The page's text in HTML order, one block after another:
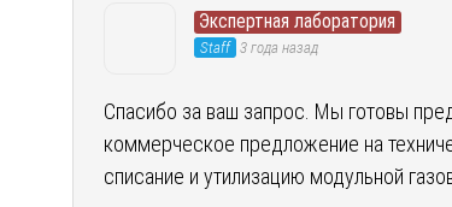
Экспертная лаборатория
Staff 3 года назад
Спасибо за ваш запрос. Мы готовы
коммерческое предложение на
списание и утилизацию модульной